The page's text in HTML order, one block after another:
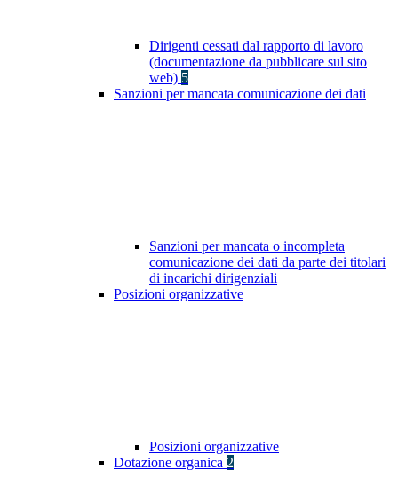
Dirigenti cessati dal rapporto di lavoro
(documentazione da pubblicare sul sito
web) 5
Sanzioni per mancata comunicazione dei dati
Sanzioni per mancata o incompleta
comunicazione dei dati da parte dei titolari
di incarichi dirigenziali
Posizioni organizzative
Posizioni organizzative
Dotazione organica 2